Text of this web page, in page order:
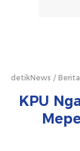
detikNews Berita
KPU